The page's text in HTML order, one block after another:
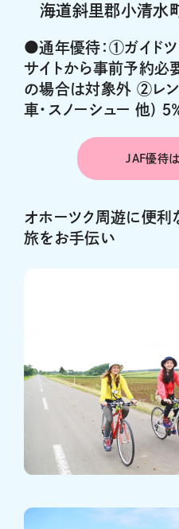
海道斜里郡小清水
●通年優待：①ガイド
サイトから事前予約必
の場合は対象外 ②レ
車・スノーシュー 他) ５
JAF優待
オホーツク周遊に便利
旅をお手伝い